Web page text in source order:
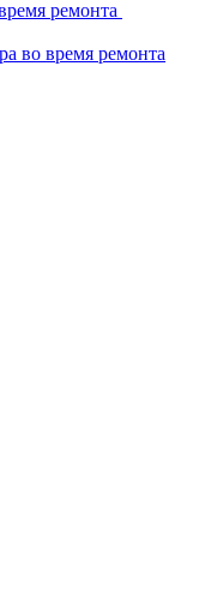
ремонта
во время ремонта